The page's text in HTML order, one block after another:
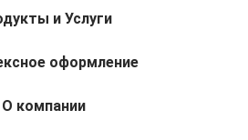
и Услуги
оформление
О компании